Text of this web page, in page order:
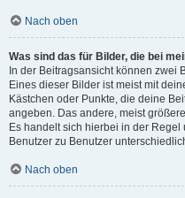
Nach oben
Was sind das für Bilder, die bei
In der Beitragsansicht können zwei
Eines dieser Bilder ist meist mit
Kästchen oder Punkte, die deine
angeben. Das andere, meist
Es handelt sich hierbei in der
Benutzer zu Benutzer
Nach oben